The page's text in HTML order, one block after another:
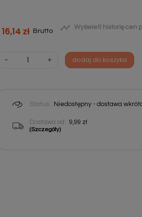
16,14 zł Brutto  Wyświetl historię cen
- + dodaj do koszyka
Status: Niedostępny - dostawa
Dostawa od: 9,99 zł
(Szczegóły)